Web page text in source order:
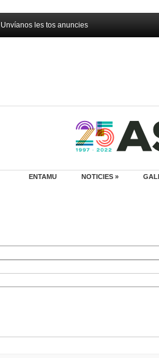
Unvíanos les tos anuncies
ENTAMU NOTICIES »